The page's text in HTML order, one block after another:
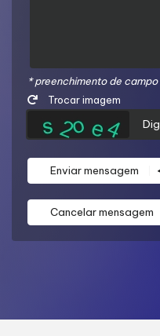
* preenchimento de campo
Trocar imagem
Enviar mensagem
Cancelar mensagem